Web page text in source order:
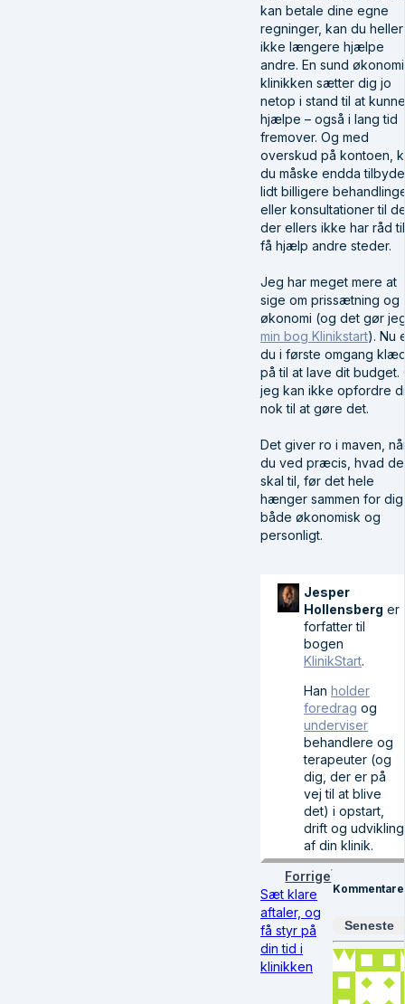
kan betale dine egne
regninger, kan du heller
ikke længere hjælpe
andre. En sund
klinikken sætter dig jo
netop i stand til at kunne
hjælpe – også i lang tid
fremover. Og med
overskud på kontoen,
du måske endda tilbyde
lidt billigere
eller konsultationer til
der ellers ikke har råd
få hjælp andre steder.
Jeg har meget mere at
sige om prissætning og
økonomi (og det gør
min bog Klinikstart). Nu
du i første omgang
på til at lave dit budget.
jeg kan ikke opfordre
nok til at gøre det.
Det giver ro i maven,
du ved præcis, hvad
skal til, før det hele
hænger sammen for
både økonomisk og
personligt.
Jesper
Hollensberg er
forfatter til
bogen
KlinikStart.
Han holder
foredrag og
underviser
behandlere og
terapeuter (og
dig, der er på
vej til at blive
det) i opstart,
drift og udvikling
af din klinik.
Forrige
Sæt klare
aftaler, og
få styr på
din tid i
klinikken
Seneste